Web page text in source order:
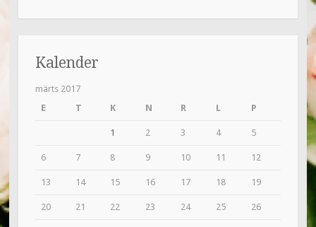
Kalender
märts 2017
E
T K N R L P
1 2 3 4 5
6 7 8 9 10 11 12
13 14 15 16 17 18 19
20 21 22 23 24 25 26